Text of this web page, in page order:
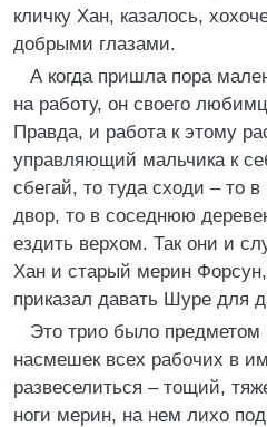
кличку Хан, казалось,
добрыми глазами.
А когда пришла пора
на работу, он своего
Правда, и работа к этому
управляющий мальчика к
сбегай, то туда сходи – то
двор, то в соседнюю
ездить верхом. Так они и
Хан и старый мерин
приказал давать Шуре для
Это трио было предметом
насмешек всех рабочих в
развеселиться – тощий,
ноги мерин, на нем лихо